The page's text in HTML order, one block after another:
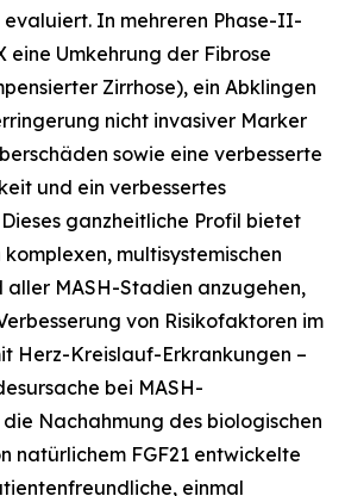
In mehreren Phase-II-
eine Umkehrung der Fibrose
Zirrhose), ein Abklingen
nicht invasiver Marker
sowie eine verbesserte
und ein verbessertes
ganzheitliche Profil bietet
multisystemischen
aller MASH-Stadien anzugehen,
von Risikofaktoren im
Herz-Kreislauf-Erkrankungen –
bei MASH-
Nachahmung des biologischen
natürlichem FGF21 entwickelte
einmal